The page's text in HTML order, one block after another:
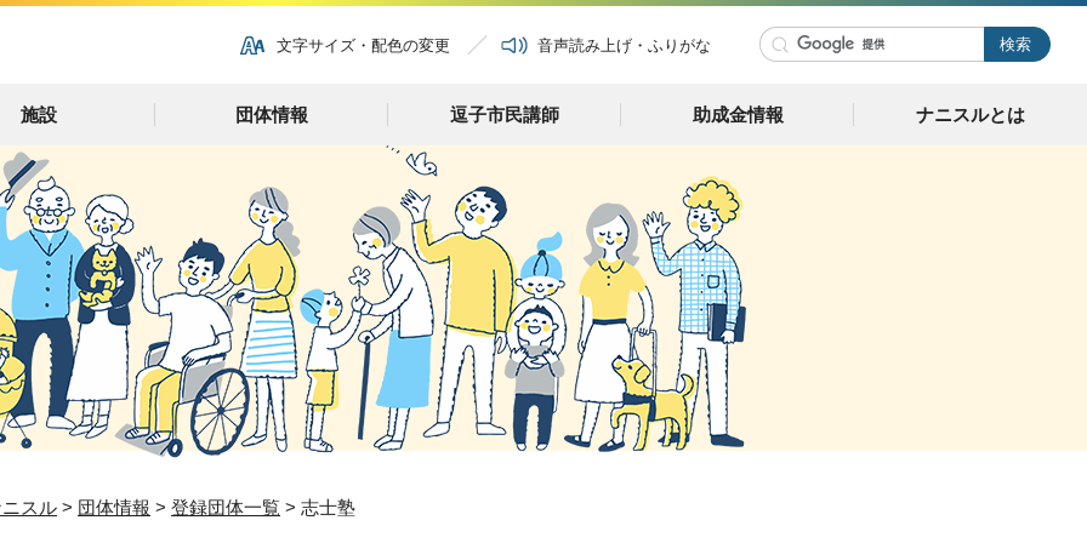
文字サイズ・配色の変更 音声読み上げ・ふりがな
施設 団体情報 逗子市民講師 助成金情報 ナニスルとは
スル > 団体情報 > 登録団体一覧 > 志士塾